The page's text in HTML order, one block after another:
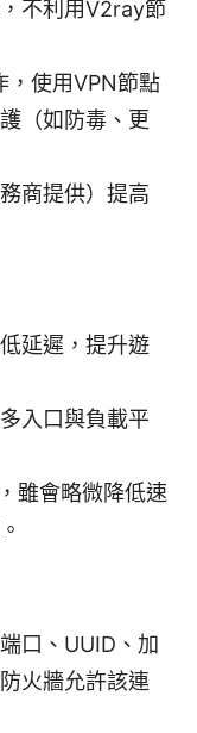
不利用V2ray節
，使用VPN節點
（如防毒、更
商提供）提高
延遲，提升遊
入口與負載平
雖會略微降低速
口、UUID、加
火牆允許該連